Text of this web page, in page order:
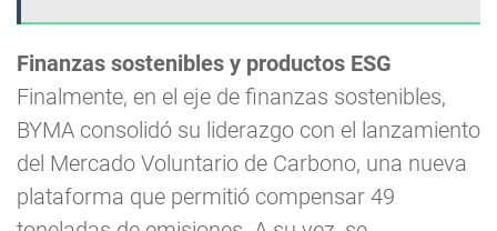
Finanzas sostenibles y productos ESG
Finalmente, en el eje de finanzas sostenibles,
BYMA consolidó su liderazgo con el lanzamiento
del Mercado Voluntario de Carbono, una nueva
plataforma que permitió compensar 49